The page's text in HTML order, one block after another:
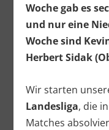
Woche gab es
und nur eine
Woche sind
Herbert Sidak
Wir starten
Landesliga, die
Matches